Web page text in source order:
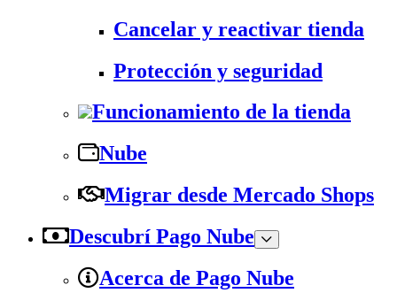
Cancelar y reactivar tienda
Protección y seguridad
Funcionamiento de la tienda
Nube
Migrar desde Mercado Shops
Descubrí Pago Nube
Acerca de Pago Nube